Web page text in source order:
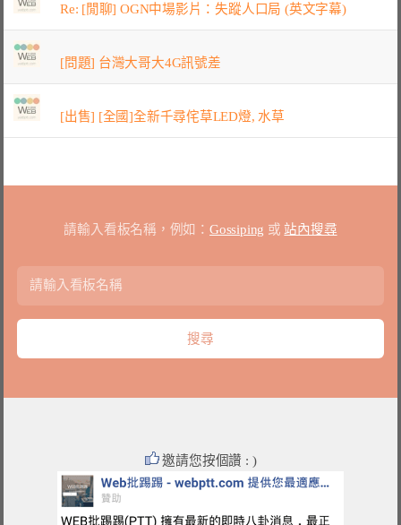
Re: [閒聊] OGN中場影片：失蹤人口局 (英文字幕)
[問題] 台灣大哥大4G訊號差
[出售] [全國]全新千尋侘草LED燈, 水草
請輸入看板名稱，例如：Gossiping 或 站內搜尋
邀請您按個讚 : )